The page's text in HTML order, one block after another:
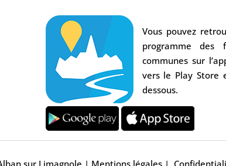
Vous pouvez
programme des
communes sur
vers le Play Store
dessous.
sur Limagnole | Mentions légales |